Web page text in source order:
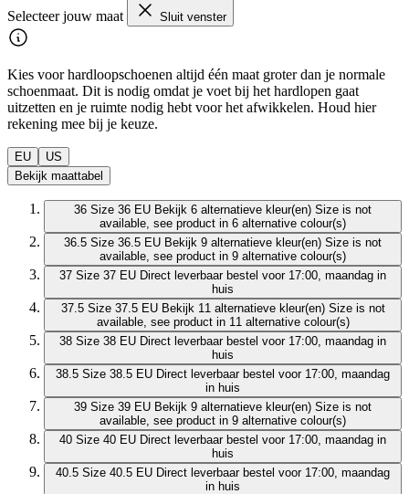
Selecteer jouw maat Sluit venster
Kies voor hardloopschoenen altijd één maat groter dan je normale
schoenmaat. Dit is nodig omdat je voet bij het hardlopen gaat
uitzetten en je ruimte nodig hebt voor het afwikkelen. Houd hier
rekening mee bij je keuze.
EU
US
Bekijk maattabel
36 Size 36 EU Bekijk 6 alternatieve kleur(en) Size is not
available, see product in 6 alternative colour(s)
36.5 Size 36.5 EU Bekijk 9 alternatieve kleur(en) Size is not
available, see product in 9 alternative colour(s)
37 Size 37 EU Direct leverbaar bestel voor 17:00, maandag in
huis
37.5 Size 37.5 EU Bekijk 11 alternatieve kleur(en) Size is not
available, see product in 11 alternative colour(s)
38 Size 38 EU Direct leverbaar bestel voor 17:00, maandag in
huis
38.5 Size 38.5 EU Direct leverbaar bestel voor 17:00, maandag
in huis
39 Size 39 EU Bekijk 9 alternatieve kleur(en) Size is not
available, see product in 9 alternative colour(s)
40 Size 40 EU Direct leverbaar bestel voor 17:00, maandag in
huis
40.5 Size 40.5 EU Direct leverbaar bestel voor 17:00, maandag
in huis